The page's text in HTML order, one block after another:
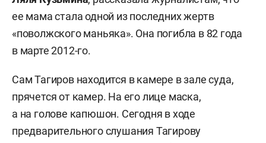
ее мама стала одной из последних жертв
«поволжского маньяка». Она погибла в 82 года
в марте 2012-го.
Сам Тагиров находится в камере в зале суда,
прячется от камер. На его лице маска,
а на голове капюшон. Сегодня в ходе
предварительного слушания Тагирову